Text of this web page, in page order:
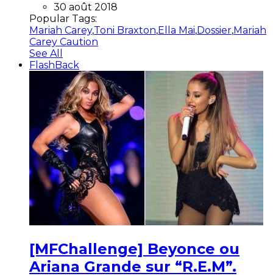
30 août 2018
Popular Tags:
Mariah Carey,Toni Braxton,Ella Mai,Dossier,Mariah
Carey Caution
See All
FlashBack
[MFChallenge] Beyonce ou
Ariana Grande sur “R.E.M”.